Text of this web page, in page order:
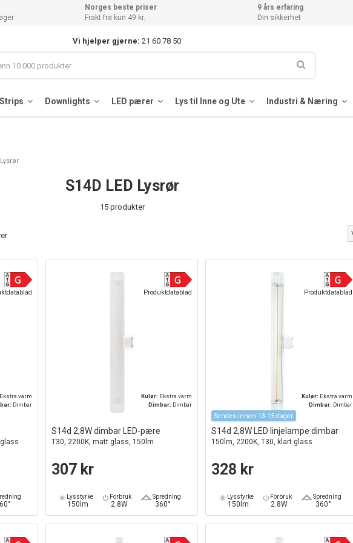
Norges beste priser
Frakt fra kun 49 kr.
9 års erfaring
Din sikkerhet
Vi hjelper gjerne: 21 60 78 50
Strips Downlights LED pærer Lys til Inne og Ute Industri & Næring
S14D LED Lysrør
15 produkter
Ekstra varm
Dimbar
Produktdatablad
Kulør: Ekstra varm
Dimbar: Dimbar
S14d 2,8W dimbar LED-pære
T30, 2200K, matt glass, 150lm
307 kr
Lysstyrke
150lm
Forbruk
2.8W
Spredning
360°
Produktdatablad
Kulør: Ekstra varm
Dimbar: Dimbar
Sendes innen 13-15 dager
S14d 2,8W LED linjelampe dimbar
150lm, 2200K, T30, klart glass
328 kr
Lysstyrke
150lm
Forbruk
2.8W
Spredning
360°